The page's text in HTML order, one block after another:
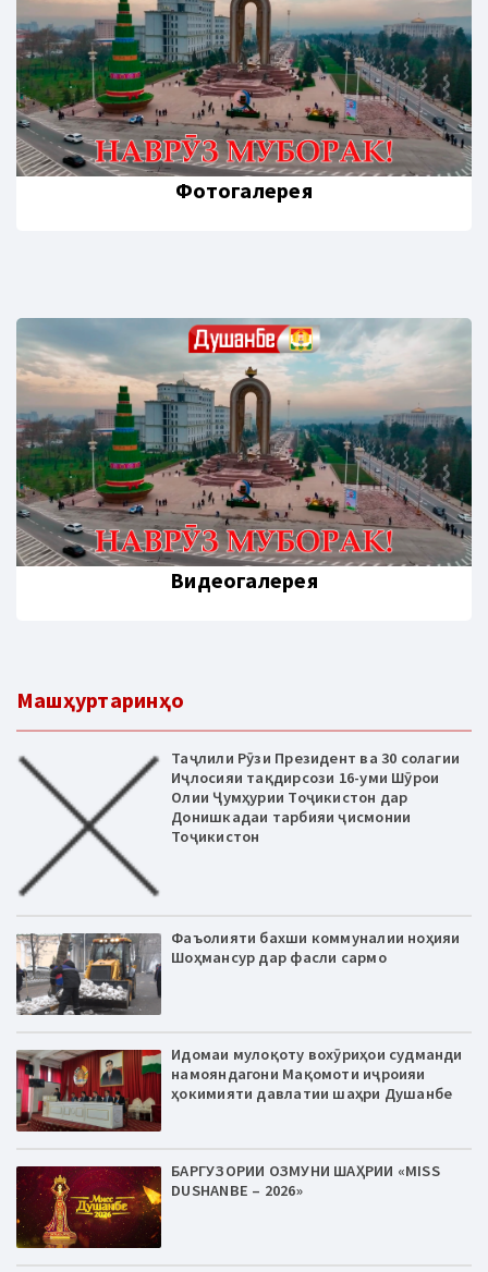
Фотогалерея
Видеогалерея
Машҳуртаринҳо
Таҷлили Рӯзи Президент ва 30 солагии
Иҷлосияи тақдирсози 16-уми Шӯрои
Олии Ҷумҳурии Тоҷикистон дар
Донишкадаи тарбияи ҷисмонии
Тоҷикистон
Фаъолияти бахши коммуналии ноҳияи
Шоҳмансур дар фасли сармо
Идомаи мулоқоту вохӯриҳои судманди
намояндагони Мақомоти иҷроияи
ҳокимияти давлатии шаҳри Душанбе
БАРГУЗОРИИ ОЗМУНИ ШАҲРИИ «MISS
DUSHANBE – 2026»